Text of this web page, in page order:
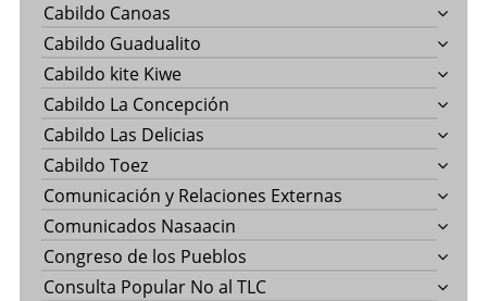
Cabildo Canoas
Cabildo Guadualito
Cabildo kite Kiwe
Cabildo La Concepción
Cabildo Las Delicias
Cabildo Toez
Comunicación y Relaciones Externas
Comunicados Nasaacin
Congreso de los Pueblos
Consulta Popular No al TLC